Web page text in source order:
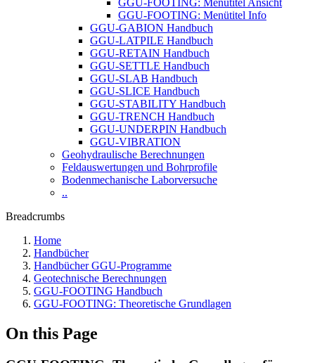
GGU-FOOTING: Menütitel Ansicht
GGU-FOOTING: Menütitel Info
GGU-GABION Handbuch
GGU-LATPILE Handbuch
GGU-RETAIN Handbuch
GGU-SETTLE Handbuch
GGU-SLAB Handbuch
GGU-SLICE Handbuch
GGU-STABILITY Handbuch
GGU-TRENCH Handbuch
GGU-UNDERPIN Handbuch
GGU-VIBRATION
Geohydraulische Berechnungen
Feldauswertungen und Bohrprofile
Bodenmechanische Laborversuche
..
Breadcrumbs
Home
Handbücher
Handbücher GGU-Programme
Geotechnische Berechnungen
GGU-FOOTING Handbuch
GGU-FOOTING: Theoretische Grundlagen
On this Page